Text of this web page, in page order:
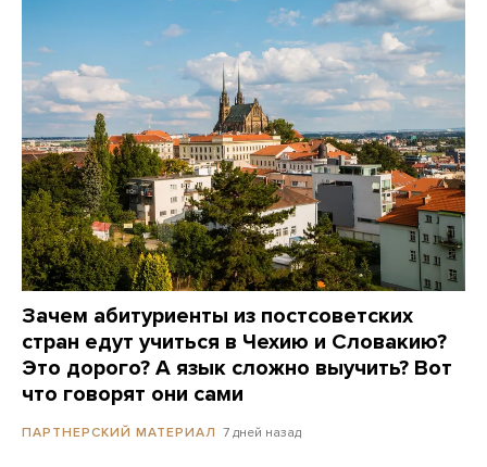
Зачем абитуриенты из постсоветских
стран едут учиться в Чехию и Словакию?
Это дорого? А язык сложно выучить? Вот
что говорят они сами
ПАРТНЕРСКИЙ МАТЕРИАЛ 7 дней назад